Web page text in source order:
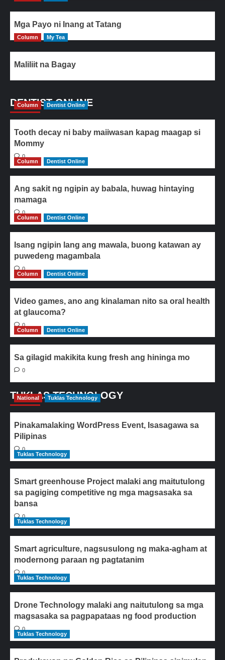
Mga Payo ni Inang at Tatang
Column My Tea
Maliliit na Bagay
DENTIST ONLINE
Column Dentist Online
Tooth decay ni baby maiiwasan kapag maagap si
Mommy
0
Column
Dentist Online
Ang sakit ng ngipin ay babala, huwag hintaying
mamaga
0
Column
Dentist Online
Isang ngipin lang ang mawala, buong katawan ay
puwedeng magambala
0
Column
Dentist Online
Video games, ano ang kinalaman nito sa oral health
at glaucoma?
0
Column
Dentist Online
Sa gilagid makikita kung fresh ang hininga mo
0
TUKLAS TECHNOLOGY
National Tuklas Technology
Pinakamalaking WordPress Event, Isasagawa sa
Pilipinas
0
Tuklas Technology
Smart greenhouse Project malaki ang maitutulong
sa pagiging competitive ng mga magsasaka sa
bansa
0
Tuklas Technology
Smart agriculture, nagsusulong ng maka-agham at
modernong paraan ng pagtatanim
0
Tuklas Technology
Drone Technology malaki ang naitutulong sa mga
magsasaka sa pagpapataas ng food production
0
Tuklas Technology